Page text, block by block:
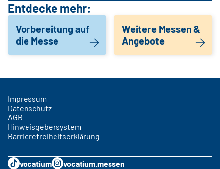
Entdecke mehr:
Vorbereitung auf
die Messe
Weitere Messen &
Angebote
Impressum
Datenschutz
AGB
Hinweisgebersystem
Barrierefreiheitserklärung
vocatium vocatium.messen